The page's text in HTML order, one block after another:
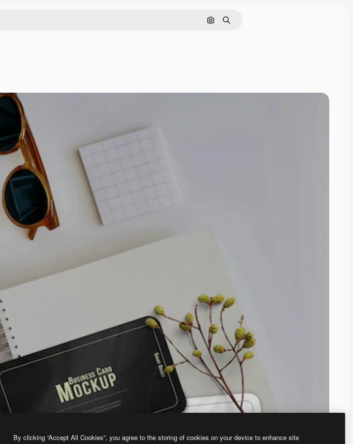
画像で検索
検索
By clicking “Accept All Cookies”, you agree to the storing of cookies on your device to enhance site